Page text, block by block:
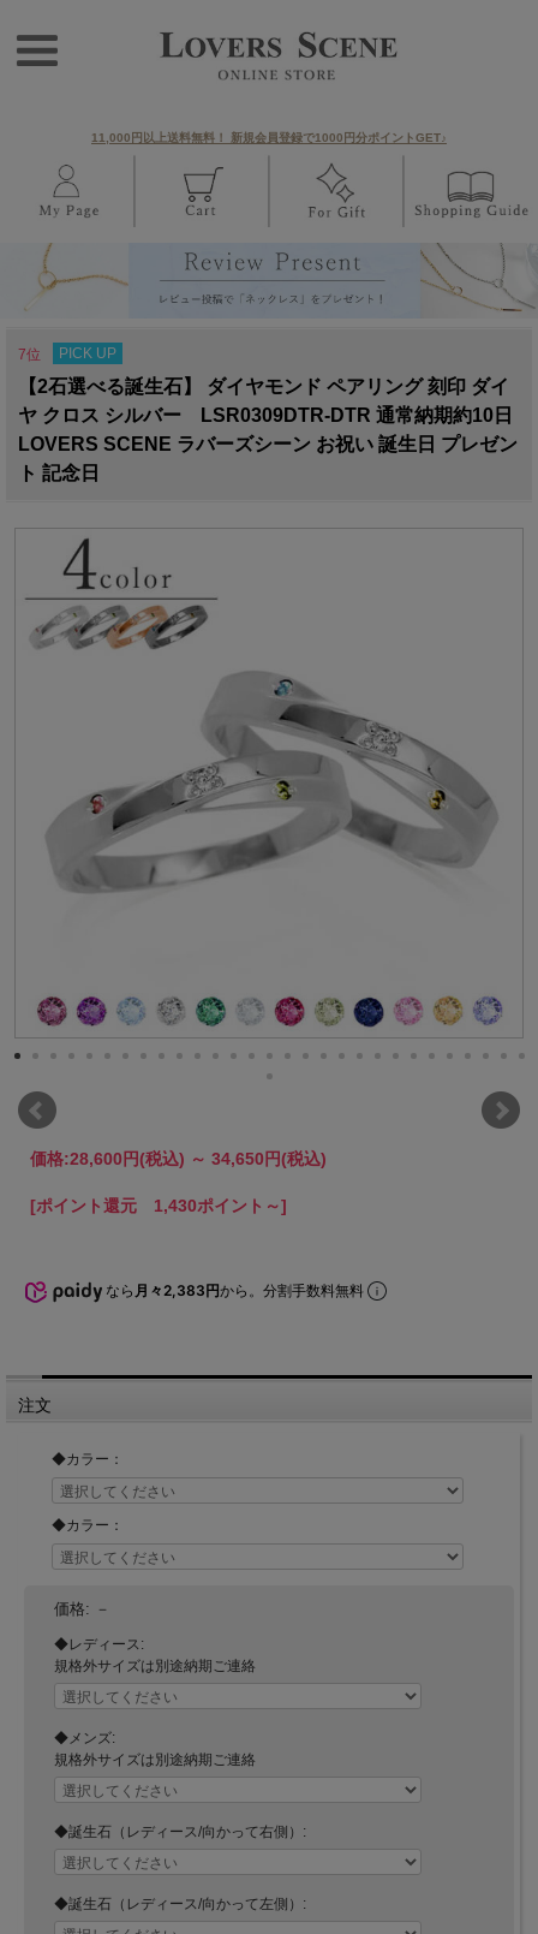
11,000円以上送料無料！ 新規会員登録で1000円分ポイントGET♪
7位 PICK UP
【2石選べる誕生石】 ダイヤモンド ペアリング 刻印 ダイ
ヤ クロス シルバー LSR0309DTR-DTR 通常納期約10日
LOVERS SCENE ラバーズシーン お祝い 誕生日 プレゼン
ト 記念日
価格:28,600円(税込) ～ 34,650円(税込)
[ポイント還元 1,430ポイント～]
なら 月々2,383円から。分割手数料無料
注文
◆カラー：
◆カラー：
価格: －
◆レディース:
規格外サイズは別途納期ご連絡
◆メンズ:
規格外サイズは別途納期ご連絡
◆誕生石（レディース/向かって右側）:
◆誕生石（レディース/向かって左側）: